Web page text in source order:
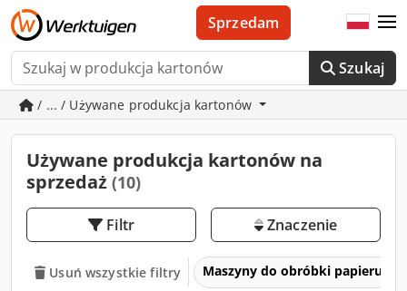
Szukaj
Sprzedam
/ ... / Używane produkcja kartonów
Używane produkcja kartonów na
sprzedaż (10)
Filtr Znaczenie
Usuń wszystkie filtry Maszyny do obróbki papieru,